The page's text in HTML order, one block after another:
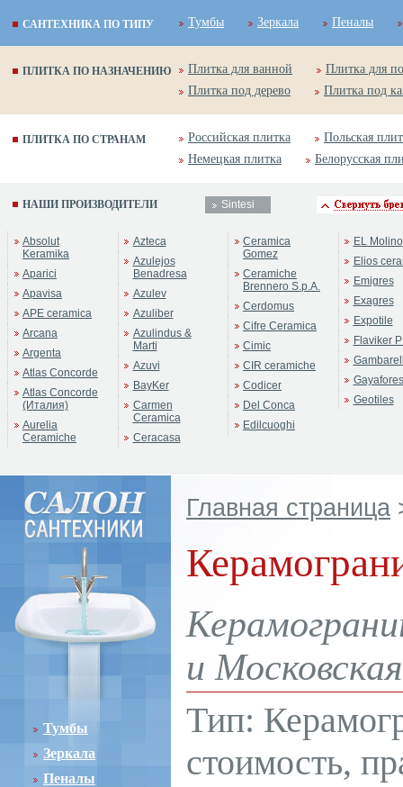
САНТЕХНИКА ПО ТИПУ Тумбы Зеркала Пеналы
ПЛИТКА ПО НАЗНАЧЕНИЮ Плитка для ванной
Плитка для
Плитка под дерево
Плитка под
ПЛИТКА ПО СТРАНАМ Российская плитка
Польская
Немецкая плитка
Белорусская
НАШИ ПРОИЗВОДИТЕЛИ Sintesi
Absolut
Keramika
Aparici
Apavisa
APE ceramica
Arcana
Argenta
Atlas Concorde
Atlas Concorde
(Италия)
Aurelia
Ceramiche
Azteca
Azulejos
Benadresa
Azulev
Azuliber
Azulindus &
Marti
Azuvi
BayKer
Carmen
Ceramica
Ceracasa
Ceramica
Gomez
Ceramiche
Brennero S.p.A.
Cerdomus
Cifre Ceramica
Cimic
CIR ceramiche
Codicer
Del Conca
Edilcuoghi
EL Molino
Elios
Emigres
Exagres
Expotile
Flaviker
Gayafores
Geotiles
Тумбы
Зеркала
Пеналы
Главная страница
и
Тип:
стоимость,